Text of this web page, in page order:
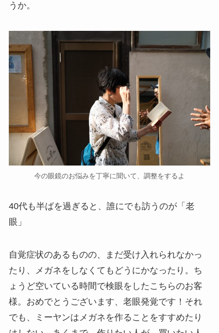
うか。
今の眼鏡のお悩みを丁寧に聞いて、調整をするよ
40代も半ばを過ぎると、誰にでも訪うのが「老
眼」
自覚症状のあるものの、まだ受け入れられなかっ
たり、メガネをしなくてもどうにかなったり。ち
ょうど空いている時間で検眼をしたこちらのお客
様。おめでとうございます、老眼発覚です！それ
でも、ミーヤンはメガネを作ることをすすめたり